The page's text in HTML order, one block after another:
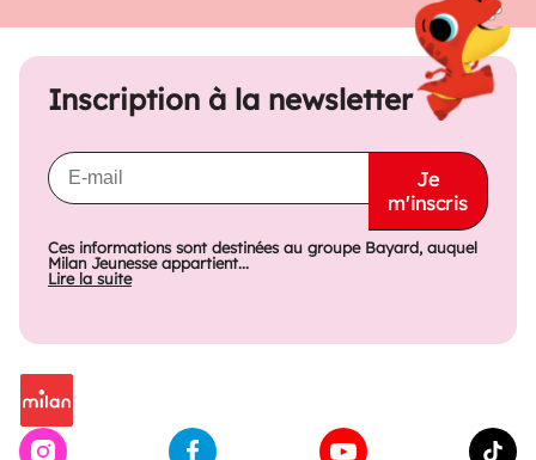
Inscription à la newsletter
Je
m'inscris
Ces informations sont destinées au groupe Bayard, auquel
Milan Jeunesse appartient...
Lire la suite